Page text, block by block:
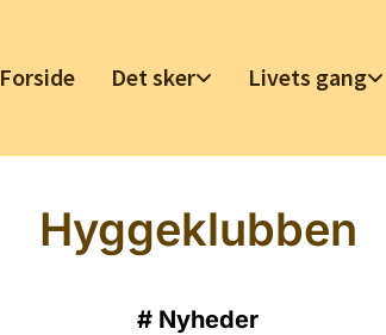
Forside Det sker Livets gang
Hyggeklubben
# Nyheder